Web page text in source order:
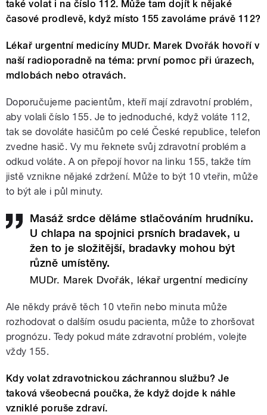
také volat i na číslo 112. Může tam dojít k nějaké
časové prodlevě, když místo 155 zavoláme právě 112?
Lékař urgentní medicíny MUDr. Marek Dvořák hovoří v
naší radioporadně na téma: první pomoc při úrazech,
mdlobách nebo otravách.
Doporučujeme pacientům, kteří mají zdravotní problém,
aby volali číslo 155. Je to jednoduché, když voláte 112,
tak se dovoláte hasičům po celé České republice, telefon
zvedne hasič. Vy mu řeknete svůj zdravotní problém a
odkud voláte. A on přepojí hovor na linku 155, takže tím
jistě vznikne nějaké zdržení. Může to být 10 vteřin, může
to být ale i půl minuty.
Masáž srdce děláme stlačováním hrudníku.
U chlapa na spojnici prsních bradavek, u
žen to je složitější, bradavky mohou být
různě umístěny.
MUDr. Marek Dvořák, lékař urgentní medicíny
Ale někdy právě těch 10 vteřin nebo minuta může
rozhodovat o dalším osudu pacienta, může to zhoršovat
prognózu. Tedy pokud máte zdravotní problém, volejte
vždy 155.
Kdy volat zdravotnickou záchrannou službu? Je
taková všeobecná poučka, že když dojde k náhle
vzniklé poruše zdraví.